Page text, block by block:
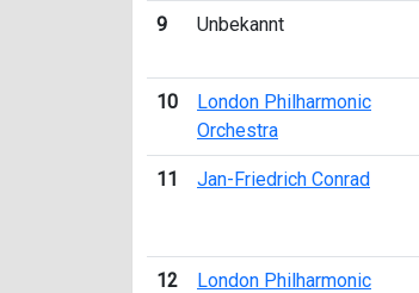
9 Unbekannt
10
London Philharmonic
Orchestra
11 Jan-Friedrich Conrad
12
London Philharmonic